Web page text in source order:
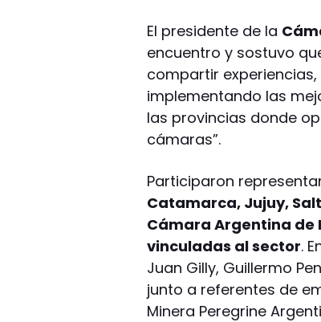
El presidente de la
encuentro y sostuvo
compartir
implementando las
las provincias donde
cámaras”.
Participaron
Catamarca, Jujuy,
Cámara Argentina de
vinculadas al sector.
Juan Gilly, Guillermo
junto a referentes de
Minera Peregrine